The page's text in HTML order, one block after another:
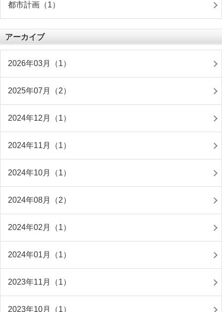
都市計画（1）
アーカイブ
2026年03月（1）
2025年07月（2）
2024年12月（1）
2024年11月（1）
2024年10月（1）
2024年08月（2）
2024年02月（1）
2024年01月（1）
2023年11月（1）
2023年10月（1）